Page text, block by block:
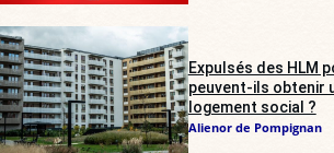
Expulsés des HLM
peuvent-ils obtenir
logement social ?
Alienor de Pompignan